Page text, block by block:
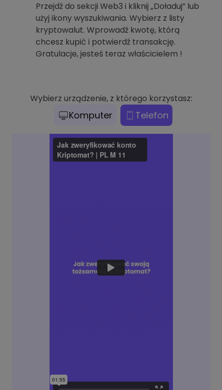
Przejdź do sekcji Web3 i kliknij „Doładuj” lub
użyj ikony wyszukiwania. Wybierz z listy
kryptowalut. Wprowadź kwotę, którą
chcesz kupić i potwierdź transakcję.
Gratulacje, jesteś teraz właścicielem !
Wybierz urządzenie, z którego korzystasz:
Komputer Telefon